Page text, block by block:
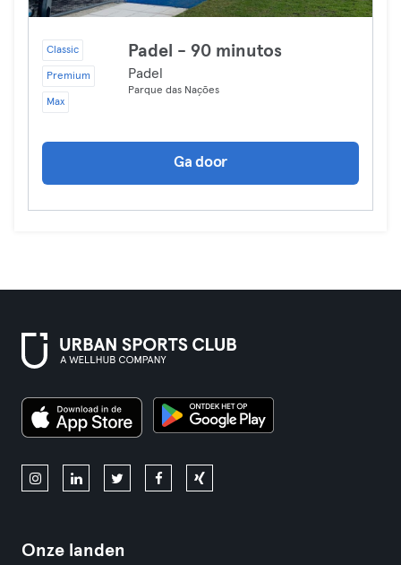
Classic
Premium
Max
Padel - 90 minutos
Padel
Parque das Nações
Ga door
Onze landen